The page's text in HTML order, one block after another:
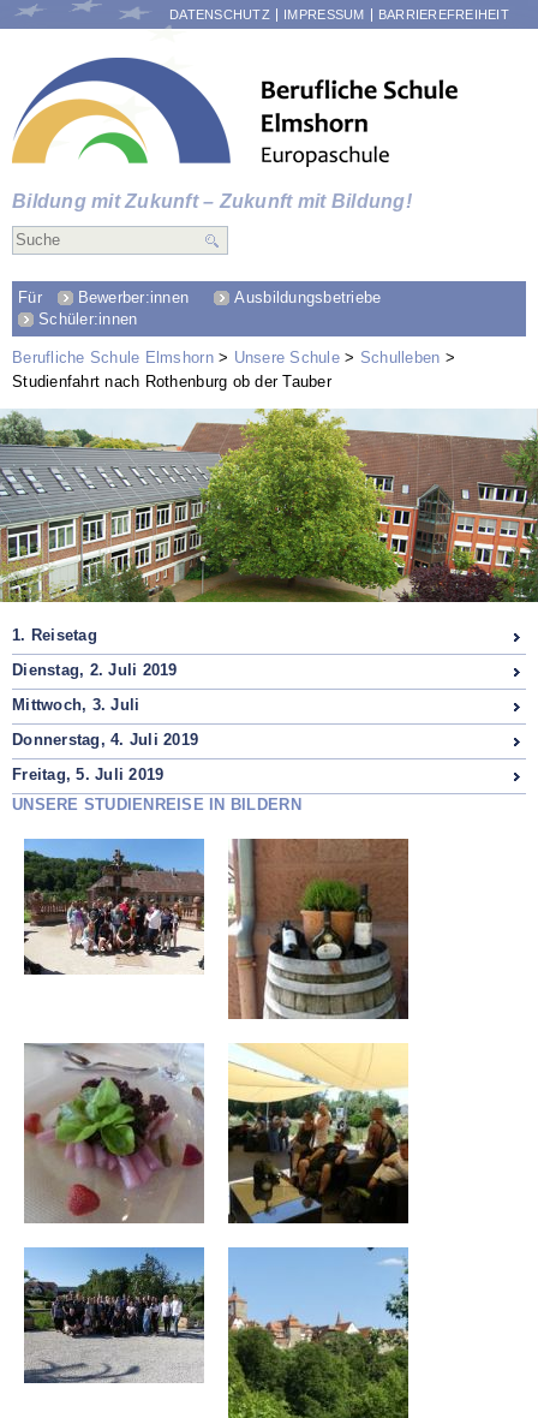
Bildung mit Zukunft – Zukunft mit Bildung!
ÜBERSPRINGEN
DATENSCHUTZ IMPRESSUM BARRIEREFREIHEIT
Für Bewerber:innen
Ausbildungsbetriebe
Schüler:innen
Berufliche Schule Elmshorn Unsere Schule
Schulleben
Studienfahrt nach Rothenburg ob der Tauber
1. Reisetag
Dienstag, 2. Juli 2019
Mittwoch, 3. Juli
Donnerstag, 4. Juli 2019
Freitag, 5. Juli 2019
UNSERE STUDIENREISE IN BILDERN